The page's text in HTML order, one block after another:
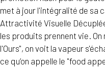
met à jour l'intégralité de sa
Attractivité Visuelle
les produits prennent vie.
l'Ours", on voit la vapeur
ce qu’on appelle le "food